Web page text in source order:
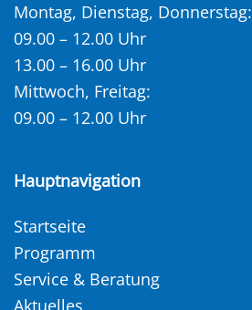
Montag, Dienstag, Donnerstag:
09.00 – 12.00 Uhr
13.00 – 16.00 Uhr
Mittwoch, Freitag:
09.00 – 12.00 Uhr
Hauptnavigation
Startseite
Programm
Service & Beratung
Aktuelles